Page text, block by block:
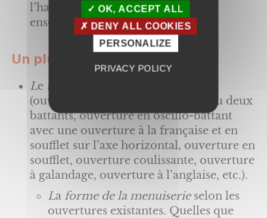
l’habitude de retrouver dans les
enseignes de grande distribution.
Un plus grand choix
Le type d’ouverture de la fenêtre
(ouverture à la française avec un ou deux
battants, ouverture en oscillo-battant
avec une ouverture à la française et en
soufflet sur l’axe horizontal, ouverture en
soufflet, ouverture coulissante, ouverture
à galandage, ouverture à l’anglaise, etc.).
La forme de la menuiserieselon les
ouvertures existantes. Quelles que
OK, ACCEPT ALL
DENY ALL COOKIES
PERSONALIZE
PRIVACY POLICY